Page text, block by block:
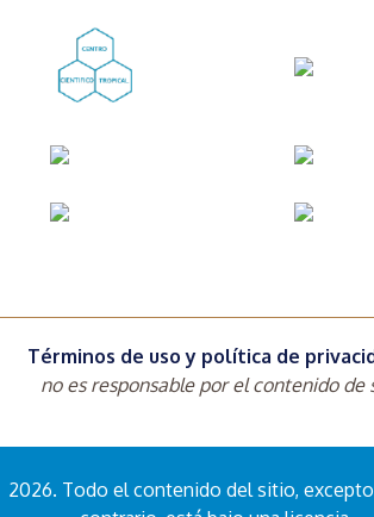
Términos de uso y política de
no es responsable por el contenido de
2026. Todo el contenido del sitio,